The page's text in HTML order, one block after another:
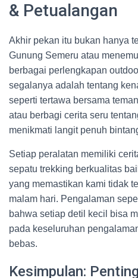
& Petualangan
Akhir pekan itu bukan hanya
Gunung Semeru atau
berbagai perlengkapan
segalanya adalah tentang
seperti tertawa bersama
atau berbagi cerita seru
menikmati langit penuh
Setiap peralatan memiliki
sepatu trekking berkualitas
yang memastikan kami tidak
malam hari. Pengalaman
bahwa setiap detil kecil bisa
pada keseluruhan
bebas.
Kesimpulan: